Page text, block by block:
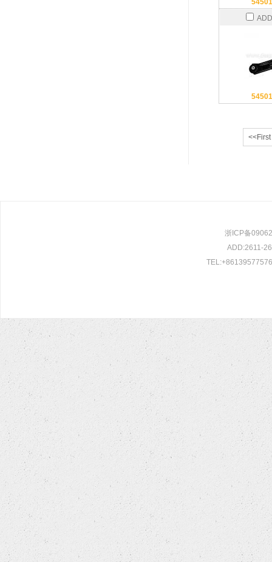
<<First
浙ICP备
ADD:2611-